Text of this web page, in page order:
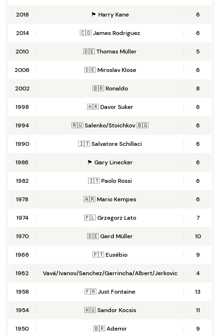
2018 🏴󠁧󠁢󠁥󠁮󠁧󠁿 Harry Kane 6
2014 🇨🇴 James Rodriguez 6
2010 🇩🇪 Thomas Müller 5
2006 🇩🇪 Miroslav Klose 6
2002 🇧🇷 Ronaldo 8
1998 🇭🇷 Davor Suker 6
1994 🇷🇺 Salenko/Stoichkov 🇧🇬 6
1990 🇮🇹 Salvatore Schillaci 6
1986 🏴󠁧󠁢󠁥󠁮󠁧󠁿 Gary Linecker 6
1982 🇮🇹 Paolo Rossi 6
1978 🇦🇷 Mario Kempes 6
1974 🇵🇱 Grzegorz Lato 7
1970 🇩🇪 Gerd Müller 10
1966 🇵🇹 Eusébio 9
1962 Vavá/Ivanov/Sanchez/Garrincha/Albert/Jerkovic 4
1958 🇫🇷 Just Fontaine 13
1954 🇭🇺 Sandor Kocsis 11
1950 🇧🇷 Ademir 9